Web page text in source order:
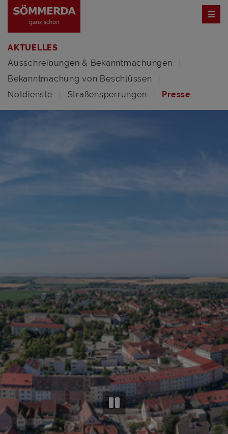
AKTUELLES
Ausschreibungen & Bekanntmachungen
Bekanntmachung von Beschlüssen
Notdienste
Straßensperrungen Presse